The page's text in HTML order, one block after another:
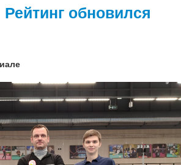
обновился